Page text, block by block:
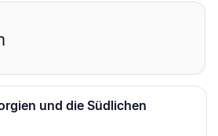
und die Südlichen